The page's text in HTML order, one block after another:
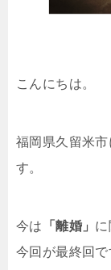
こんにちは。
福岡県久留米
す。
今は 「離婚」 に
今回が最終回で